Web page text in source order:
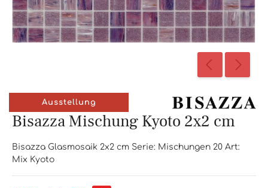
Ausstellung
Bisazza Mischung Kyoto 2x2 cm
Bisazza Glasmosaik 2x2 cm Serie: Mischungen 20 Art:
Mix Kyoto